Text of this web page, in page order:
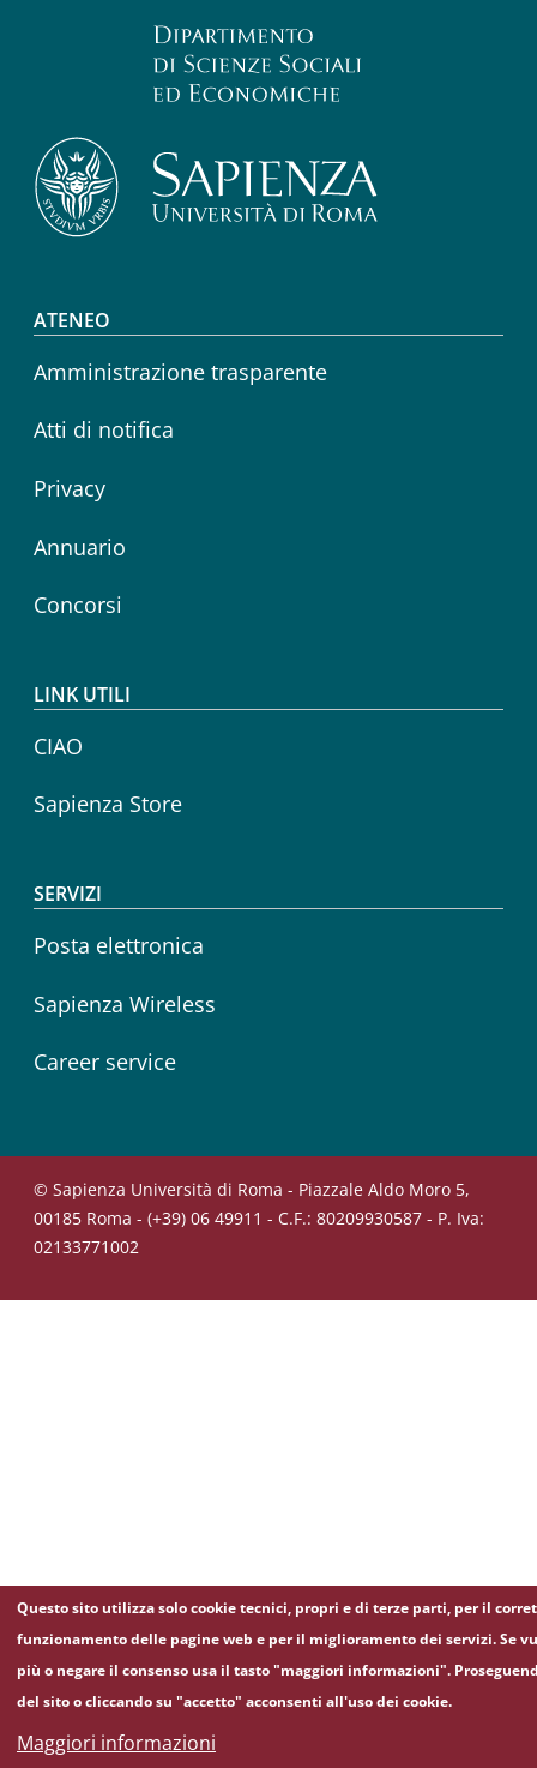
Footer menu
ATENEO
Amministrazione trasparente
Atti di notifica
Privacy
Annuario
Concorsi
LINK UTILI
CIAO
Sapienza Store
SERVIZI
Posta elettronica
Sapienza Wireless
Career service
© Sapienza Università di Roma - Piazzale Aldo Moro 5,
00185 Roma - (+39) 06 49911 - C.F.: 80209930587 - P. Iva:
02133771002
Questo sito utilizza solo cookie tecnici, propri e di terze parti, per il
funzionamento delle pagine web e per il miglioramento dei servizi. Se
più o negare il consenso usa il tasto "maggiori informazioni".
del sito o cliccando su "accetto" acconsenti all'uso dei cookie.
Maggiori informazioni